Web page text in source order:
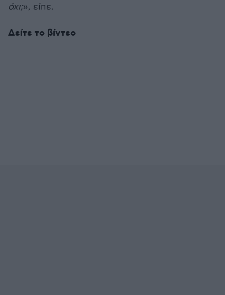
όχι;», είπε.
Δείτε το βίντεο